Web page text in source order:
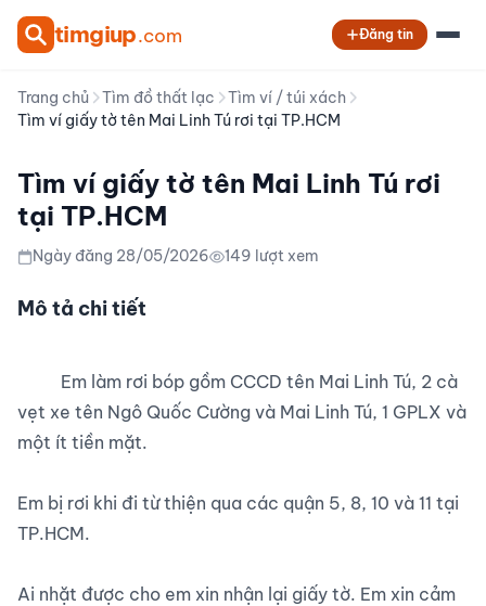
timgiup.com Đăng tin
Trang chủ Tìm đồ thất lạc
Tìm ví / túi xách
Tìm ví giấy tờ tên Mai Linh Tú rơi tại TP.HCM
Tìm ví giấy tờ tên Mai Linh Tú rơi
tại TP.HCM
Ngày đăng 28/05/2026 149 lượt xem
Mô tả chi tiết
vẹt xe tên Ngô Quốc Cường và Mai Linh Tú, 1 GPLX và
một ít tiền mặt.
Em bị rơi khi đi từ thiện qua các quận 5, 8, 10 và 11 tại
TP.HCM.
Ai nhặt được cho em xin nhận lại giấy tờ. Em xin cảm